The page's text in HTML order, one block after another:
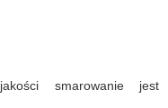
smarowanie jest